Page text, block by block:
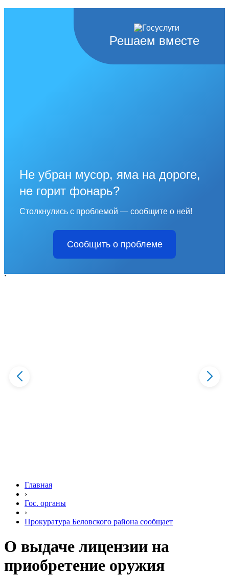
Решаем вместе
Не убран мусор, яма на дороге,
не горит фонарь?
Столкнулись с проблемой — сообщите о ней!
Сообщить о проблеме
`
Главная
›
Гос. органы
›
Прокуратура Беловского района сообщает
О выдаче лицензии на
приобретение оружия